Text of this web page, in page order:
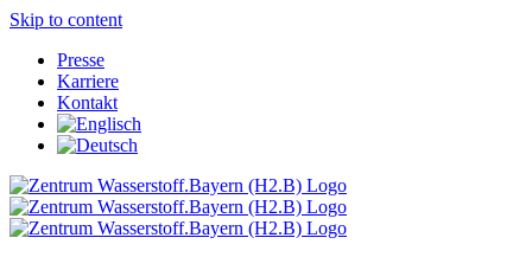
Skip to content
Presse
Karriere
Kontakt